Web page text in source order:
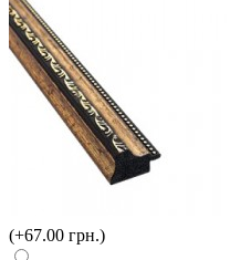
(+67.00 грн.)